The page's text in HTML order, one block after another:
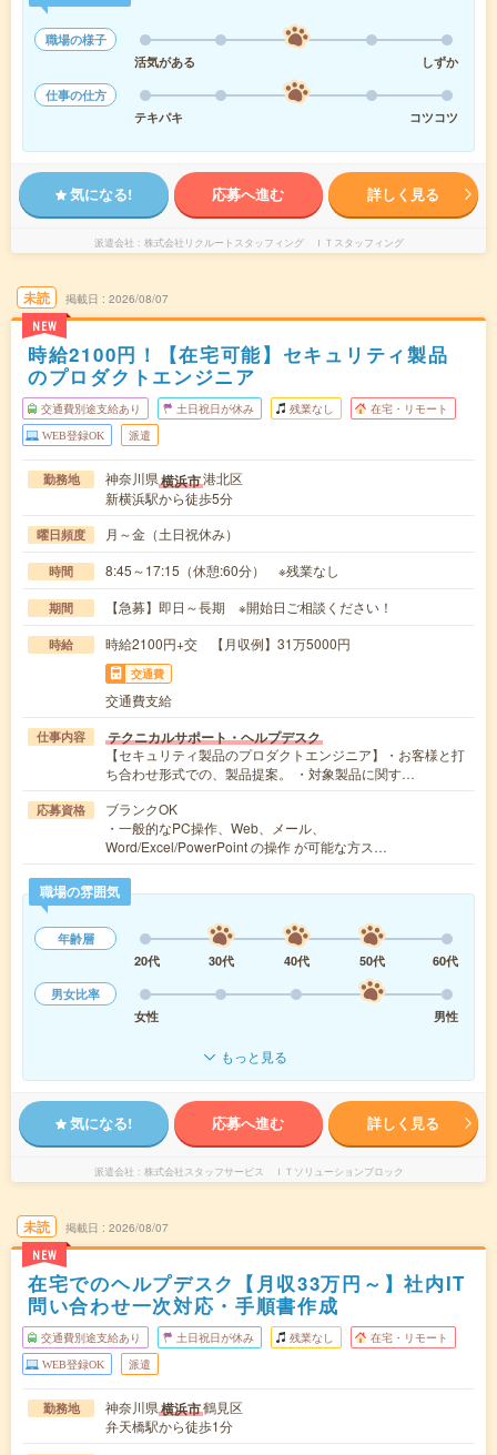
職場の様子
活気がある
しずか
仕事の仕方
テキパキ
コツコツ
気になる! 応募へ進む 詳しく見る
派遣会社 株式会社リクルートスタッフィング ＩＴスタッフィング
未読
NEW
掲載日 2026/08/07
時給2100円！【在宅可能】セキュリティ製品
のプロダクトエンジニア
交通費別途支給あり 土日祝日が休み 残業なし 在宅・リモート
WEB登録OK 派遣
勤務地 神奈川県横浜市港北区
新横浜駅から徒歩5分
曜日頻度 月～金（土日祝休み）
時間 8:45～17:15（休憩:60分） ※残業なし
期間 【急募】即日～長期 ※開始日ご相談ください！
時給 時給2100円+交 【月収例】31万5000円
交通費
交通費支給
仕事内容 テクニカルサポート・ヘルプデスク
【セキュリティ製品のプロダクトエンジニア】・お客様と打
ち合わせ形式での、製品提案。 ・対象製品に関す…
応募資格
ブランクOK
・一般的なPC操作、Web、メール、
Word/Excel/PowerPoint の操作 が可能な方ス…
職場の雰囲気
年齢層
20代
30代 40代 50代
60代
男女比率
女性
男性
もっと見る
気になる! 応募へ進む 詳しく見る
派遣会社 株式会社スタッフサービス ＩＴソリューションブロック
未読
NEW
掲載日 2026/08/07
在宅でのヘルプデスク【月収33万円～】社内IT
問い合わせ一次対応・手順書作成
交通費別途支給あり 土日祝日が休み 残業なし 在宅・リモート
WEB登録OK 派遣
勤務地 神奈川県横浜市鶴見区
弁天橋駅から徒歩1分